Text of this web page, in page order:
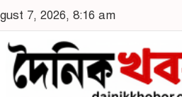
7, 2026, 8:16 am